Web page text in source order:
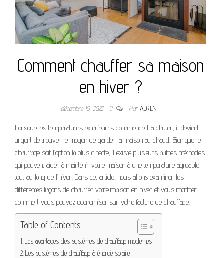
Comment chauffer sa maison
en hiver ?
décembre 10, 2022 0 ParADRIEN
Lorsque les températures extérieures commencent à chuter, il devient
urgent de trouver le moyen de garder la maison au chaud. Bien que le
chauffage soit l’option la plus directe, il existe plusieurs autres méthodes
qui peuvent aider à maintenir votre maison à une température agréable
tout au long de l’hiver. Dans cet article, nous allons examiner les
différentes façons de chauffer votre maison en hiver et vous montrer
comment vous pouvez économiser sur votre facture de chauffage.
Table of Contents
Les avantages des systèmes de chauffage modernes
Les systèmes de chauffage à énergie solaire